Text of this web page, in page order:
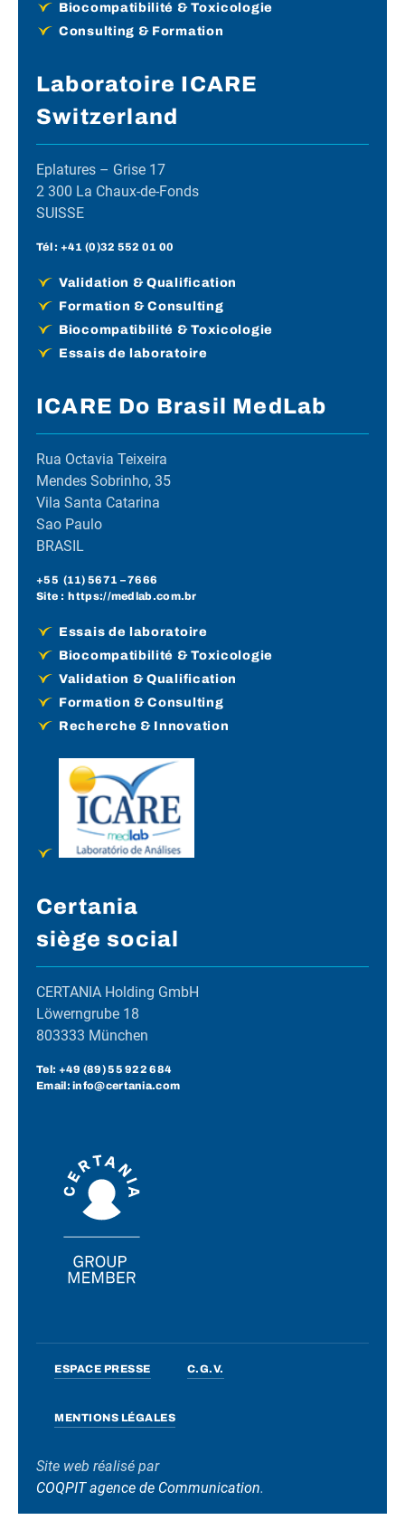
Biocompatibilité & Toxicologie
Consulting & Formation
Laboratoire ICARE
Switzerland
Eplatures – Grise 17
2 300 La Chaux-de-Fonds
SUISSE
Tél : +41 (0)32 552 01 00
Validation & Qualification
Formation & Consulting
Biocompatibilité & Toxicologie
Essais de laboratoire
ICARE Do Brasil MedLab
Rua Octavia Teixeira
Mendes Sobrinho, 35
Vila Santa Catarina
Sao Paulo
BRASIL
+55 (11) 5671 – 7666
Site : https://medlab.com.br
Essais de laboratoire
Biocompatibilité & Toxicologie
Validation & Qualification
Formation & Consulting
Recherche & Innovation
Certania
siège social
CERTANIA Holding GmbH
Löwerngrube 18
803333 München
Tel: +49 (89) 55 922 684
Email: info@certania.com
ESPACE PRESSE C.G.V.
MENTIONS LÉGALES
Site web réalisé par
COQPIT agence de Communication.